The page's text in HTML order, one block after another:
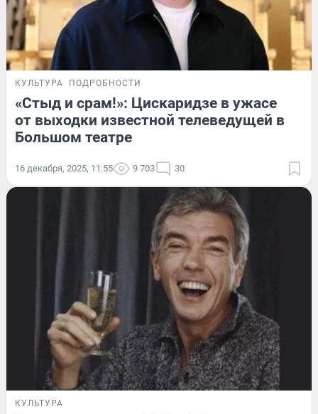
КУЛЬТУРА ПОДРОБНОСТИ
«Стыд и срам!»: Цискаридзе в ужасе
от выходки известной телеведущей в
Большом театре
16 декабря, 2025, 11:55 9 703 30
КУЛЬТУРА